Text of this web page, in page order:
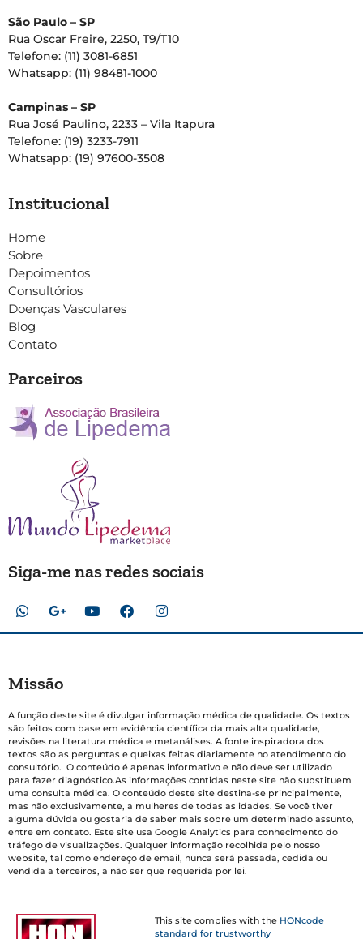
São Paulo – SP
Rua Oscar Freire, 2250, T9/T10
Telefone: (11) 3081-6851
Whatsapp: (11) 98481-1000
Campinas – SP
Rua José Paulino, 2233 – Vila Itapura
Telefone: (19) 3233-7911
Whatsapp: (19) 97600-3508
Institucional
Home
Sobre
Depoimentos
Consultórios
Doenças Vasculares
Blog
Contato
Parceiros
Siga-me nas redes sociais
Missão
A função deste site é divulgar informação médica de qualidade. Os textos
são feitos com base em evidência científica da mais alta qualidade,
revisões na literatura médica e metanálises. A fonte inspiradora dos
textos são as perguntas e queixas feitas diariamente no atendimento do
consultório. O conteúdo é apenas informativo e não deve ser utilizado
para fazer diagnóstico.As informações contidas neste site não substituem
uma consulta médica. O conteúdo deste site destina-se principalmente,
mas não exclusivamente, a mulheres de todas as idades. Se você tiver
alguma dúvida ou gostaria de saber mais sobre um determinado assunto,
entre em contato. Este site usa Google Analytics para conhecimento do
tráfego de visualizações. Qualquer informação recolhida pelo nosso
website, tal como endereço de email, nunca será passada, cedida ou
vendida a terceiros, a não ser que requerida por lei.
This site complies with the HONcode
standard for trustworthy